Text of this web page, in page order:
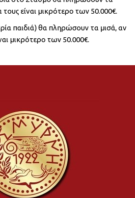
τους είναι μικρότερο των 50.000€.
παιδιά) θα πληρώσουν τα μισά, αν
μικρότερο των 50.000€.